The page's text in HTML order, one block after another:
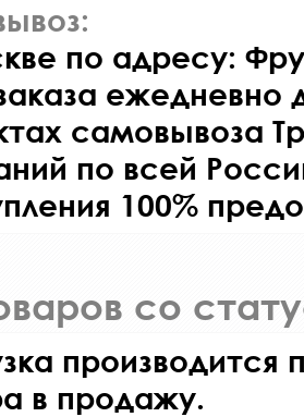
по адресу:
ежедневно
самовывоза
по всей
100%
со
производится
в продажу.